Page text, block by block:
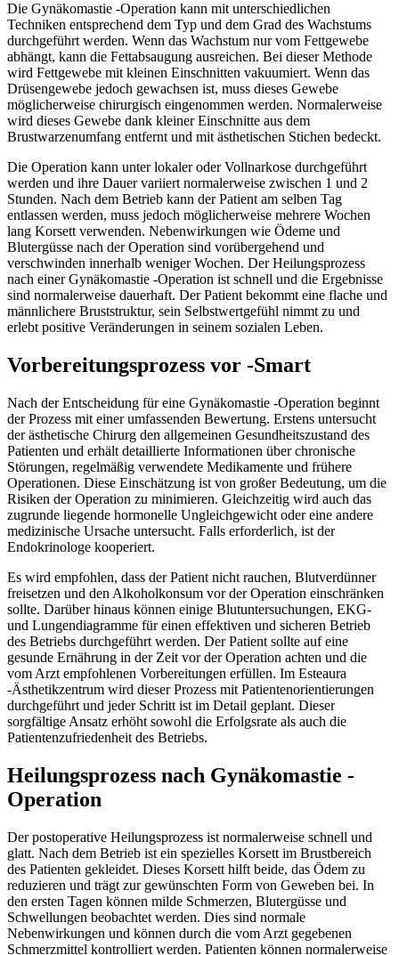
Die Gynäkomastie -Operation kann mit unterschiedlichen
Techniken entsprechend dem Typ und dem Grad des Wachstums
durchgeführt werden. Wenn das Wachstum nur vom Fettgewebe
abhängt, kann die Fettabsaugung ausreichen. Bei dieser Methode
wird Fettgewebe mit kleinen Einschnitten vakuumiert. Wenn das
Drüsengewebe jedoch gewachsen ist, muss dieses Gewebe
möglicherweise chirurgisch eingenommen werden. Normalerweise
wird dieses Gewebe dank kleiner Einschnitte aus dem
Brustwarzenumfang entfernt und mit ästhetischen Stichen bedeckt.
Die Operation kann unter lokaler oder Vollnarkose durchgeführt
werden und ihre Dauer variiert normalerweise zwischen 1 und 2
Stunden. Nach dem Betrieb kann der Patient am selben Tag
entlassen werden, muss jedoch möglicherweise mehrere Wochen
lang Korsett verwenden. Nebenwirkungen wie Ödeme und
Blutergüsse nach der Operation sind vorübergehend und
verschwinden innerhalb weniger Wochen. Der Heilungsprozess
nach einer Gynäkomastie -Operation ist schnell und die Ergebnisse
sind normalerweise dauerhaft. Der Patient bekommt eine flache und
männlichere Bruststruktur, sein Selbstwertgefühl nimmt zu und
erlebt positive Veränderungen in seinem sozialen Leben.
Vorbereitungsprozess vor -Smart
Nach der Entscheidung für eine Gynäkomastie -Operation beginnt
der Prozess mit einer umfassenden Bewertung. Erstens untersucht
der ästhetische Chirurg den allgemeinen Gesundheitszustand des
Patienten und erhält detaillierte Informationen über chronische
Störungen, regelmäßig verwendete Medikamente und frühere
Operationen. Diese Einschätzung ist von großer Bedeutung, um die
Risiken der Operation zu minimieren. Gleichzeitig wird auch das
zugrunde liegende hormonelle Ungleichgewicht oder eine andere
medizinische Ursache untersucht. Falls erforderlich, ist der
Endokrinologe kooperiert.
Es wird empfohlen, dass der Patient nicht rauchen, Blutverdünner
freisetzen und den Alkoholkonsum vor der Operation einschränken
sollte. Darüber hinaus können einige Blutuntersuchungen, EKG-
und Lungendiagramme für einen effektiven und sicheren Betrieb
des Betriebs durchgeführt werden. Der Patient sollte auf eine
gesunde Ernährung in der Zeit vor der Operation achten und die
vom Arzt empfohlenen Vorbereitungen erfüllen. Im Esteaura
-Ästhetikzentrum wird dieser Prozess mit Patientenorientierungen
durchgeführt und jeder Schritt ist im Detail geplant. Dieser
sorgfältige Ansatz erhöht sowohl die Erfolgsrate als auch die
Patientenzufriedenheit des Betriebs.
Heilungsprozess nach Gynäkomastie -
Operation
Der postoperative Heilungsprozess ist normalerweise schnell und
glatt. Nach dem Betrieb ist ein spezielles Korsett im Brustbereich
des Patienten gekleidet. Dieses Korsett hilft beide, das Ödem zu
reduzieren und trägt zur gewünschten Form von Geweben bei. In
den ersten Tagen können milde Schmerzen, Blutergüsse und
Schwellungen beobachtet werden. Dies sind normale
Nebenwirkungen und können durch die vom Arzt gegebenen
Schmerzmittel kontrolliert werden. Patienten können normalerweise